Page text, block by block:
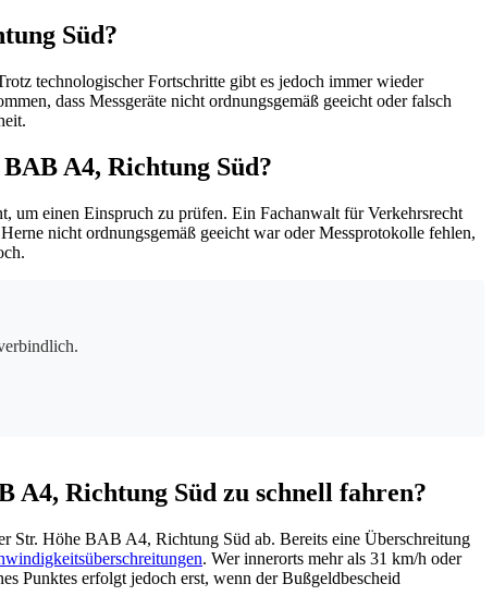
Süd?
technologischer Fortschritte gibt es jedoch immer wieder
dass Messgeräte nicht ordnungsgemäß geeicht oder falsch
A4, Richtung Süd?
um einen Einspruch zu prüfen. Ein Fachanwalt für Verkehrsrecht
nicht ordnungsgemäß geeicht war oder Messprotokolle fehlen,
A4, Richtung Süd zu schnell fahren?
Str. Höhe BAB A4, Richtung Süd ab. Bereits eine Überschreitung
. Wer innerorts mehr als 31 km/h oder
Punktes erfolgt jedoch erst, wenn der Bußgeldbescheid